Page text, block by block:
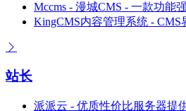
Mccms - 漫城CMS - 一款功能
KingCMS内容管理系统 - CMS
站长
派派云 - 优质性价比服务器提